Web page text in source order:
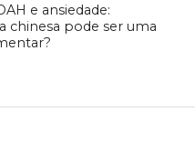
e ansiedade:
chinesa pode ser uma